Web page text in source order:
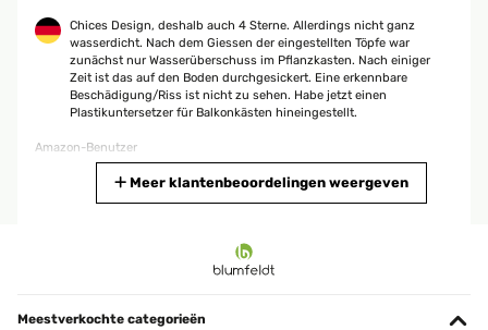
Chices Design, deshalb auch 4 Sterne. Allerdings nicht ganz
wasserdicht. Nach dem Giessen der eingestellten Töpfe war
zunächst nur Wasserüberschuss im Pflanzkasten. Nach einiger
Zeit ist das auf den Boden durchgesickert. Eine erkennbare
Beschädigung/Riss ist nicht zu sehen. Habe jetzt einen
Plastikuntersetzer für Balkonkästen hineingestellt.
Amazon-Benutzer
sich die Pflanzen außen entwickeln werden, bleibt noch
Meer klantenbeoordelingen weergeven
Meestverkochte categorieën